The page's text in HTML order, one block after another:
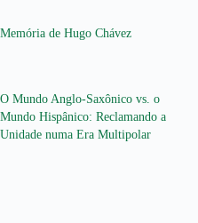
Memória de Hugo Chávez
O Mundo Anglo-Saxônico vs. o
Mundo Hispânico: Reclamando a
Unidade numa Era Multipolar